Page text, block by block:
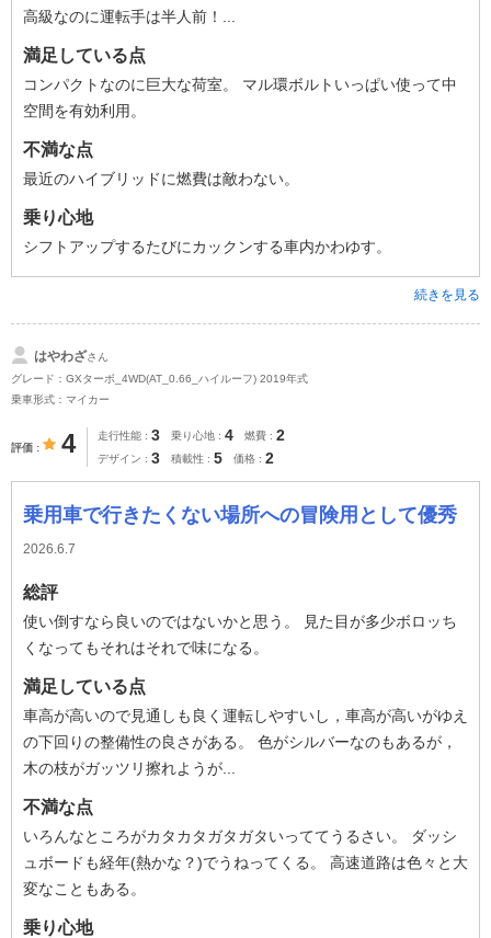
高級なのに運転手は半人前！...
満足している点
コンパクトなのに巨大な荷室。 マル環ボルトいっぱい使って中
空間を有効利用。
不満な点
最近のハイブリッドに燃費は敵わない。
乗り心地
シフトアップするたびにカックンする車内かわゆす。
続きを見る
はやわざさん
グレード：GXターボ_4WD(AT_0.66_ハイルーフ) 2019年式
乗車形式：マイカー
評価 4 走行性能 3 乗り心地 4 燃費 2
デザイン 3 積載性 5 価格 2
乗用車で行きたくない場所への冒険用として優秀
2026.6.7
総評
使い倒すなら良いのではないかと思う。 見た目が多少ボロッち
くなってもそれはそれで味になる。
満足している点
車高が高いので見通しも良く運転しやすいし，車高が高いがゆえ
の下回りの整備性の良さがある。 色がシルバーなのもあるが，
木の枝がガッツリ擦れようが...
不満な点
いろんなところがカタカタガタガタいっててうるさい。 ダッシ
ュボードも経年(熱かな？)でうねってくる。 高速道路は色々と大
変なこともある。
乗り心地